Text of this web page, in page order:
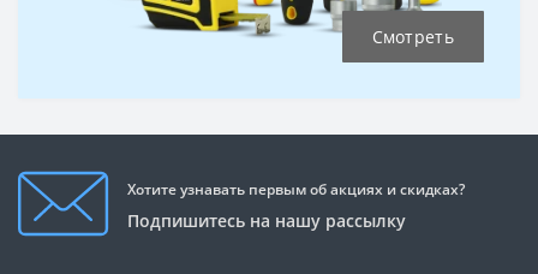
Смотреть
Хотите узнавать первым об акциях и скидках?
Подпишитесь на нашу рассылку